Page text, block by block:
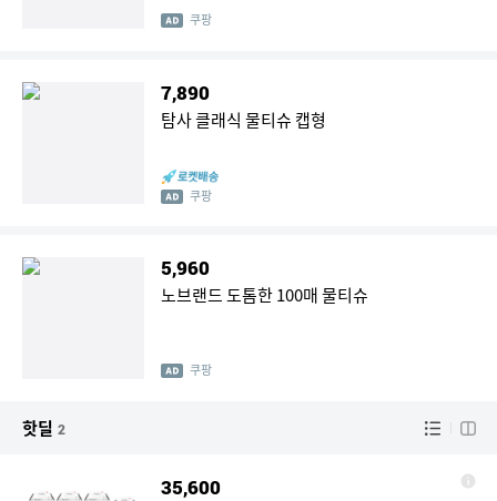
쿠팡
7,890
탐사 클래식 물티슈 캡형
쿠팡
5,960
노브랜드 도톰한 100매 물티슈
쿠팡
핫딜 2
35,600